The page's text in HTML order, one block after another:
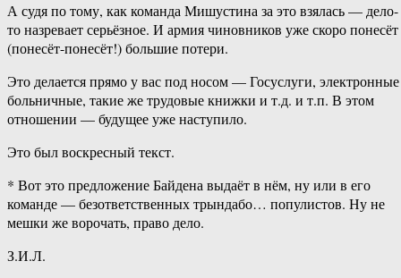
А судя по тому, как команда Мишустина за это взялась — дело-
то назревает серьёзное. И армия чиновников уже скоро понесёт
(понесёт-понесёт!) большие потери.
Это делается прямо у вас под носом — Госуслуги, электронные
больничные, такие же трудовые книжки и т.д. и т.п. В этом
отношении — будущее уже наступило.
Это был воскресный текст.
* Вот это предложение Байдена выдаёт в нём, ну или в его
команде — безответственных трындабо… популистов. Ну не
мешки же ворочать, право дело.
З.И.Л.